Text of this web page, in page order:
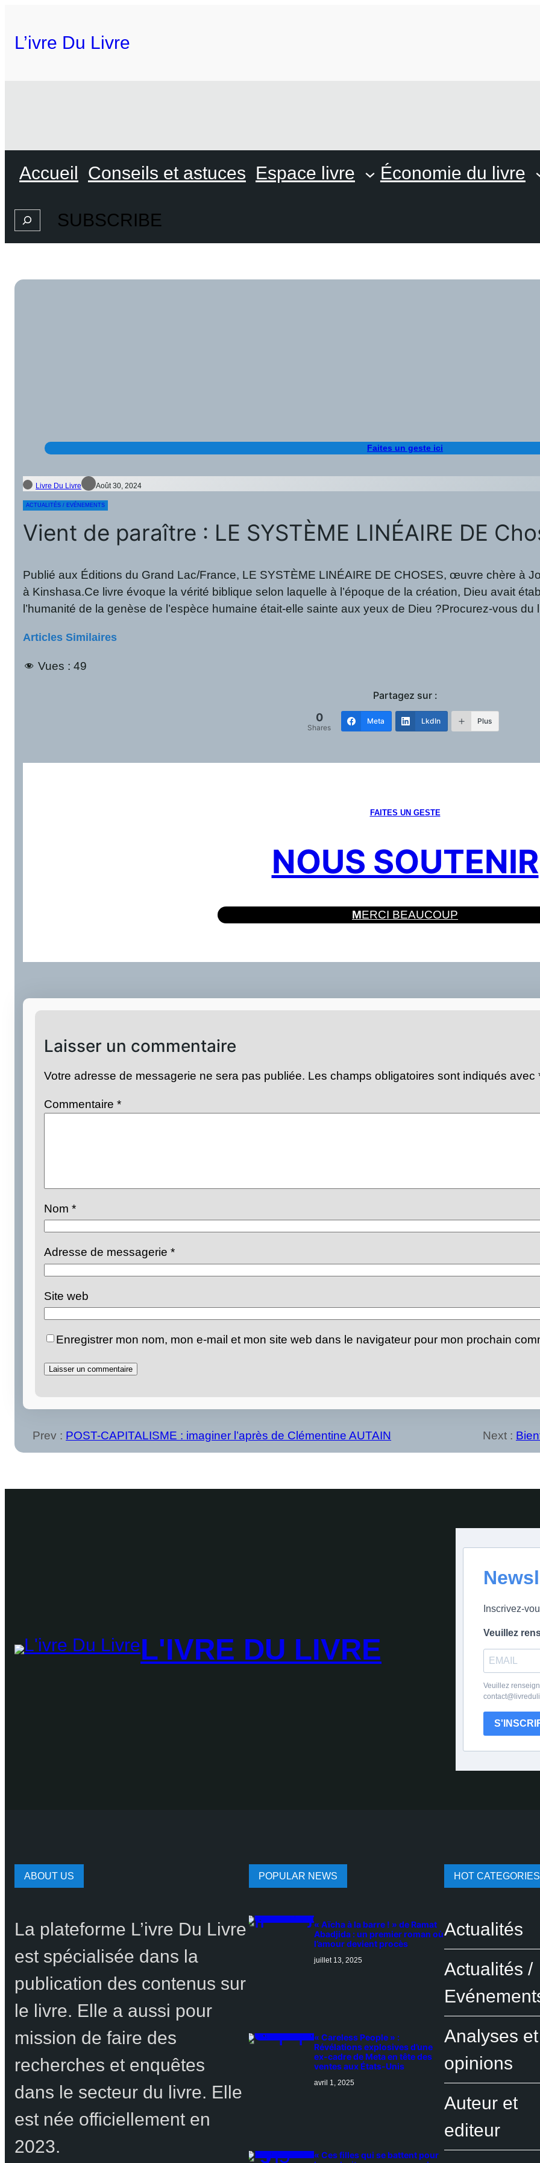
L’ivre Du Livre
Accueil Conseils et astuces Espace livre Économie du livre
SearchSUBSCRIBE
Faites un geste ici
Livre Du Livre Août 30, 2024
ACTUALITÉS / EVÉNEMENTS
Vient de paraître : LE SYSTÈME LINÉAIRE DE
Publié aux Éditions du Grand Lac/France, LE SYSTÈME LINÉAIRE DE CHOSES, œuvre chère à
à Kinshasa.Ce livre évoque la vérité biblique selon laquelle à l’époque de la création, Dieu avait
l’humanité de la genèse de l’espèce humaine était-elle sainte aux yeux de Dieu ?Procurez-vous du
Articles Similaires
Vues : 49
Partagez sur :
0
Shares
Meta LkdIn Plus
FAITES UN GESTE
NOUS SOUTENIR
MERCI BEAUCOUP
Laisser un commentaire
Votre adresse de messagerie ne sera pas publiée. Les champs obligatoires sont indiqués avec
Commentaire*
Nom*
Adresse de messagerie*
Site web
Enregistrer mon nom, mon e-mail et mon site web dans le navigateur pour mon prochain
Prev : POST-CAPITALISME : imaginer l’après de Clémentine AUTAIN Next :
L'IVRE DU LIVRE
Inscrivez-
Veuillez
Veuillez
ABOUT US
La plateforme L’ivre Du Livre
est spécialisée dans la
publication des contenus sur
le livre. Elle a aussi pour
mission de faire des
recherches et enquêtes
dans le secteur du livre. Elle
est née officiellement en
2023.
POPULAR NEWS
« Aïcha à la barre ! » de Ramat
Abadjida : un premier roman où
l’amour devient procès
juillet 13, 2025
« Careless People » :
Révélations explosives d’une
ex-cadre de Meta en tête des
ventes aux États-Unis
avril 1, 2025
« Ces filles qui se battent pour
HOT CATEGORIES
Actualités
Actualités /
Analyses et
opinions
Auteur et
editeur